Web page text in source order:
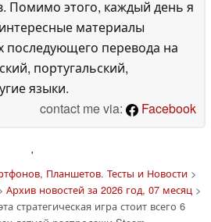
Помимо этого, каждый день я
материалы
последующего перевода на
португальский,
языки.
contact me via:
Facebook
'
Планшетов. Тесты и Новости>
Архив новостей за 2026 год, 07 месяц>
стратегическая игра стоит всего 6